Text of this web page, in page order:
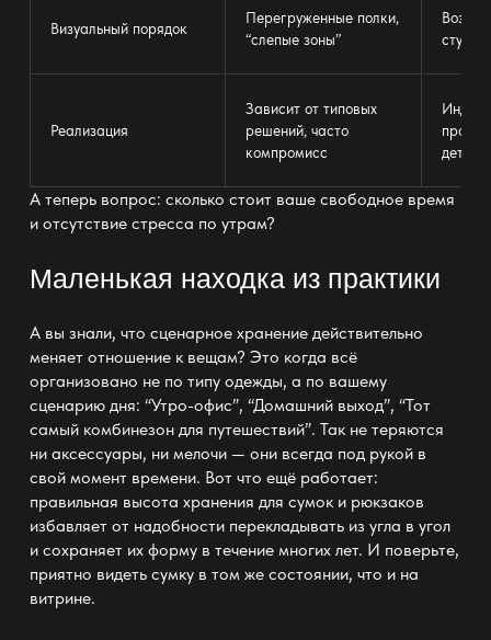
Визуальный порядок
Перегруженные полки,
“слепые зоны”
Реализация
Зависит от типовых
решений, часто
компромисс
проект
деталь
А теперь вопрос: сколько стоит ваше свободное время
и отсутствие стресса по утрам?
Маленькая находка из практики
А вы знали, что сценарное хранениедействительно
меняет отношение к вещам? Это когда всё
организовано не по типу одежды, а по вашему
сценарию дня: “Утро-офис”, “Домашний выход”, “Тот
самый комбинезон для путешествий”. Так не теряются
ни аксессуары, ни мелочи — они всегда под рукой в
свой момент времени. Вот что ещё работает:
правильная высота хранения для сумок и рюкзаков
избавляет от надобности перекладывать из угла в угол
и сохраняет их форму в течение многих лет. И поверьте,
приятно видеть сумку в том же состоянии, что и на
витрине.